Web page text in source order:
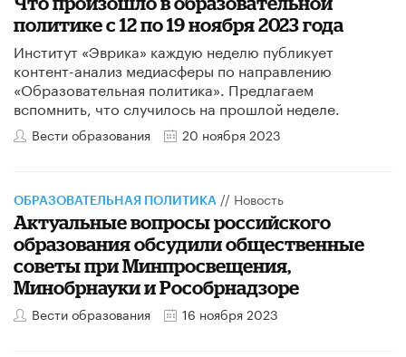
политике с 12 по 19 ноября 2023 года
Институт «Эврика» каждую неделю публикует
контент-анализ медиасферы по направлению
«Образовательная политика». Предлагаем
вспомнить, что случилось на прошлой неделе.
Вести образования 20 ноября 2023
ОБРАЗОВАТЕЛЬНАЯ ПОЛИТИКА // Новость
Актуальные вопросы российского
образования обсудили общественные
советы при Минпросвещения,
Минобрнауки и Рособрнадзоре
Вести образования 16 ноября 2023